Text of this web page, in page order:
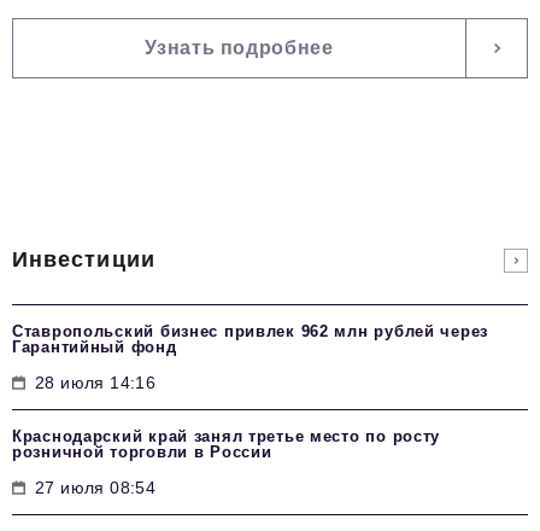
Узнать подробнее
Инвестиции
Ставропольский бизнес привлек 962 млн рублей через
Гарантийный фонд
28 июля 14:16
Краснодарский край занял третье место по росту
розничной торговли в России
27 июля 08:54